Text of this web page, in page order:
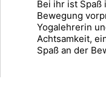
Bei ihr ist Spaß
Bewegung
Yogalehrerin
Achtsamkeit,
Spaß an der